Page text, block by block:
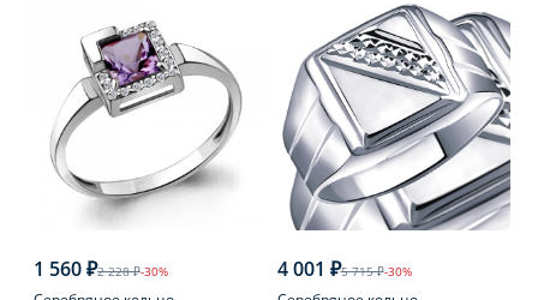
1 560 ₽2 228 ₽-30% 4 001 ₽5 715 ₽-30%